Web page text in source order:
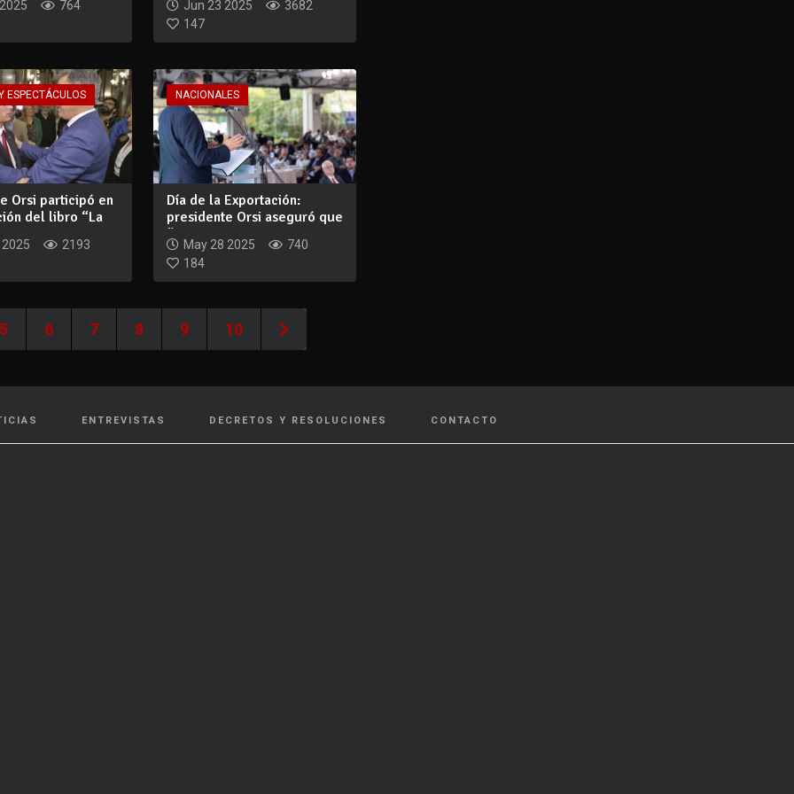
764 Jun 23 2025
3682
147
ESPECTÁCULOS
Orsi participó en
del libro “La
2193
NACIONALES
Día de la Exportación:
presidente Orsi aseguró que
“vamos a...
May 28 2025
740
184
6 7 8 9 10
ENTREVISTAS DECRETOS Y RESOLUCIONES CONTACTO